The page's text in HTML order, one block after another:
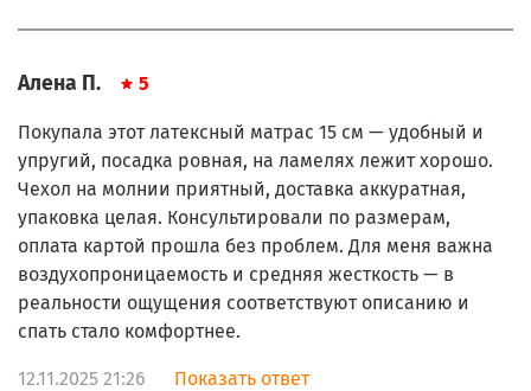
Алена П. 5
Покупала этот латексный матрас 15 см — удобный и
упругий, посадка ровная, на ламелях лежит хорошо.
Чехол на молнии приятный, доставка аккуратная,
упаковка целая. Консультировали по размерам,
оплата картой прошла без проблем. Для меня важна
воздухопроницаемость и средняя жесткость — в
реальности ощущения соответствуют описанию и
спать стало комфортнее.
12.11.2025 21:26 Показать ответ